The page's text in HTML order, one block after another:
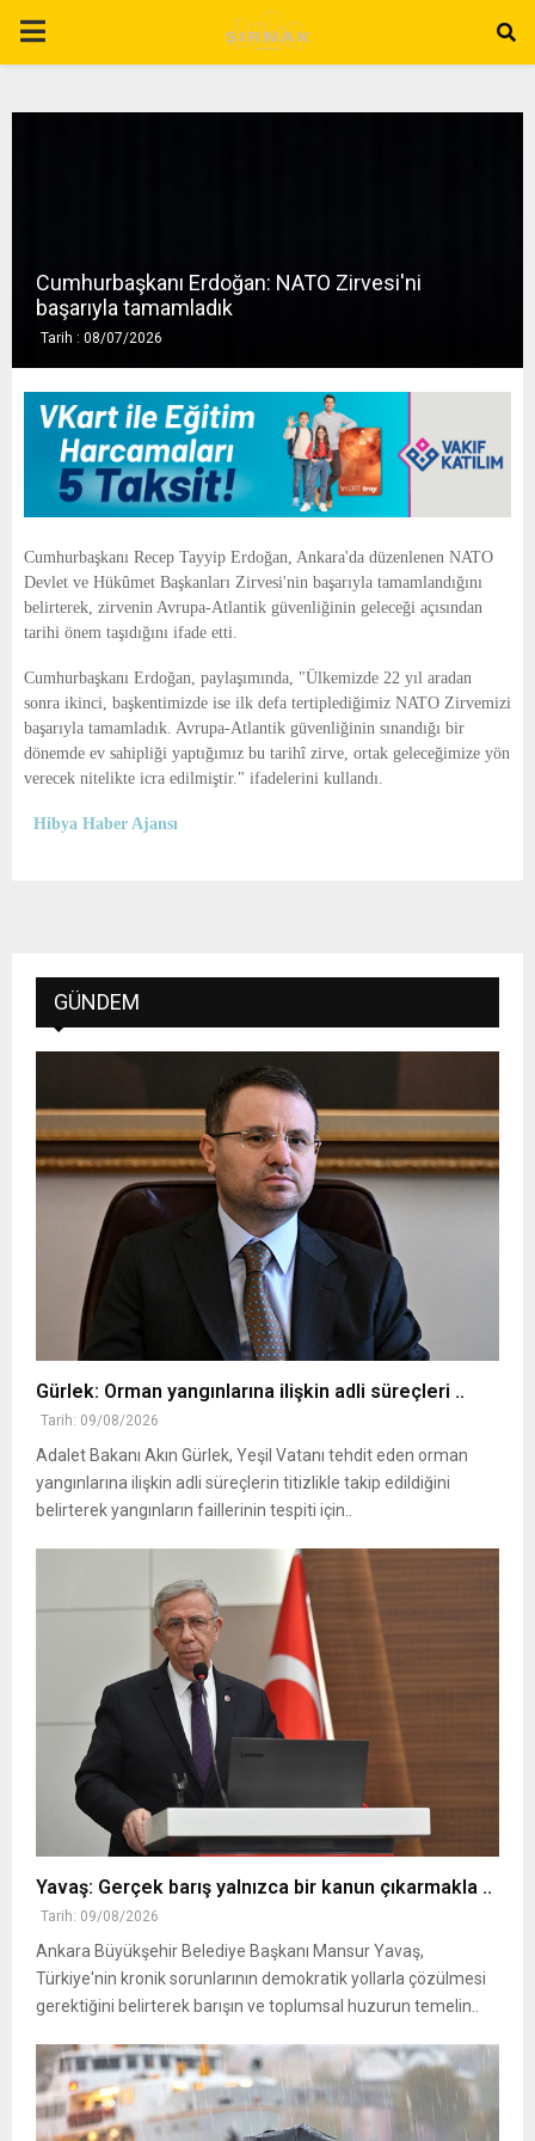
P
A
E
N
U
Cumhurbaşkanı Erdoğan: NATO Zirvesi'ni
başarıyla tamamladık
Tarih : 08/07/2026
Cumhurbaşkanı Recep Tayyip Erdoğan, Ankara'da düzenlenen NATO
Devlet ve Hükûmet Başkanları Zirvesi'nin başarıyla tamamlandığını
belirterek, zirvenin Avrupa-Atlantik güvenliğinin geleceği açısından
tarihi önem taşıdığını ifade etti.
Cumhurbaşkanı Erdoğan, paylaşımında, "Ülkemizde 22 yıl aradan
sonra ikinci, başkentimizde ise ilk defa tertiplediğimiz NATO Zirvemizi
başarıyla tamamladık. Avrupa-Atlantik güvenliğinin sınandığı bir
dönemde ev sahipliği yaptığımız bu tarihî zirve, ortak geleceğimize yön
verecek nitelikte icra edilmiştir." ifadelerini kullandı.
Hibya Haber Ajansı
GÜNDEM
Gürlek: Orman yangınlarına ilişkin adli süreçleri ..
Tarih: 09/08/2026
Adalet Bakanı Akın Gürlek, Yeşil Vatanı tehdit eden orman
yangınlarına ilişkin adli süreçlerin titizlikle takip edildiğini
belirterek yangınların faillerinin tespiti için..
Yavaş: Gerçek barış yalnızca bir kanun çıkarmakla ..
Tarih: 09/08/2026
Ankara Büyükşehir Belediye Başkanı Mansur Yavaş,
Türkiye'nin kronik sorunlarının demokratik yollarla çözülmesi
gerektiğini belirterek barışın ve toplumsal huzurun temelin..